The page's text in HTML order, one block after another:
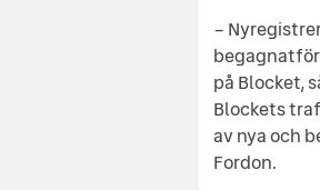
–
på Blocket,
Blockets
av nya och
Fordon.